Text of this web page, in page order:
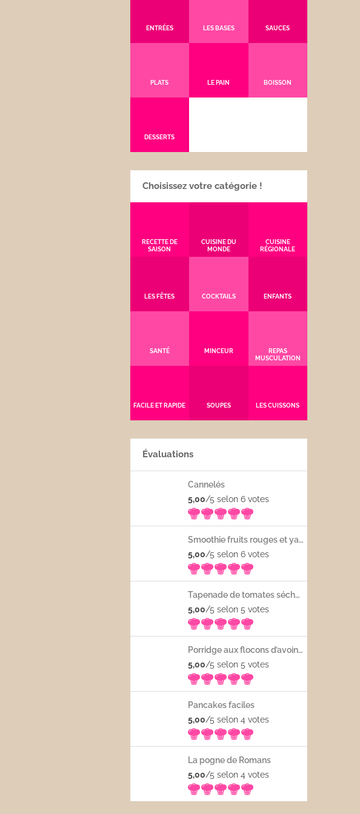
ENTRÉES LES BASES SAUCES
PLATS LE PAIN BOISSON
DESSERTS
Choisissez votre catégorie !
RECETTE DE
SAISON
CUISINE DU
MONDE
CUISINE
RÉGIONALE
LES FÊTES COCKTAILS ENFANTS
SANTÉ MINCEUR
REPAS
MUSCULATION
FACILE ET RAPIDE SOUPES LES CUISSONS
Évaluations
Cannelés
5,00/5 selon 6 votes
Smoothie fruits rouges et yaourt
5,00/5 selon 6 votes
Tapenade de tomates séchées
5,00/5 selon 5 votes
Porridge aux flocons d’avoine avec les fruits frais
5,00/5 selon 5 votes
Pancakes faciles
5,00/5 selon 4 votes
La pogne de Romans
5,00/5 selon 4 votes